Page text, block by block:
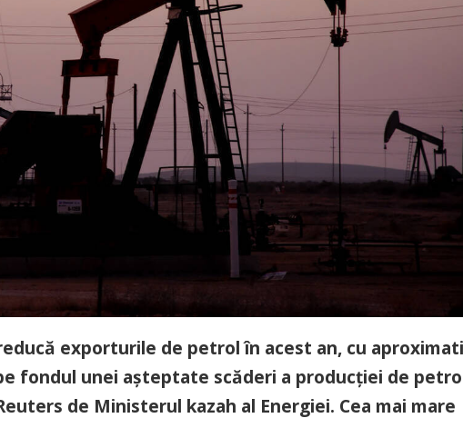
exporturile de petrol în acest an, cu
fondul unei aşteptate scăderi a producţiei de
de Ministerul kazah al Energiei. Cea mai mare